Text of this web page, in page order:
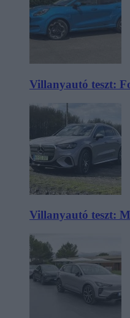
Villanyautó teszt:
Villanyautó teszt: